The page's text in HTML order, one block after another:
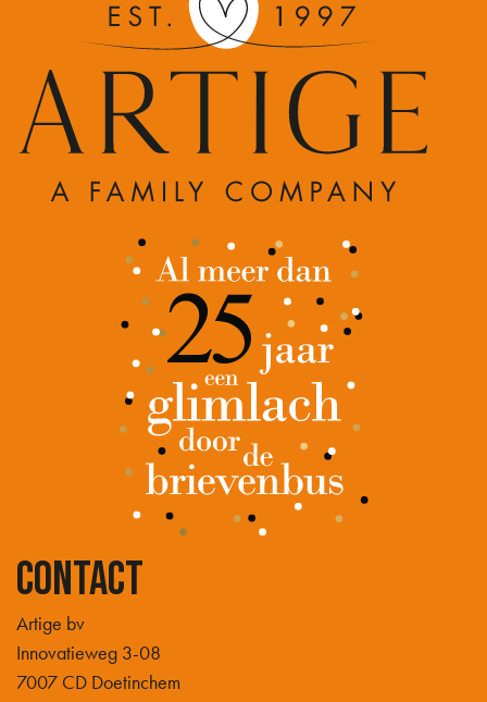
Contact
Artige bv
Innovatieweg 3-08
7007 CD Doetinchem